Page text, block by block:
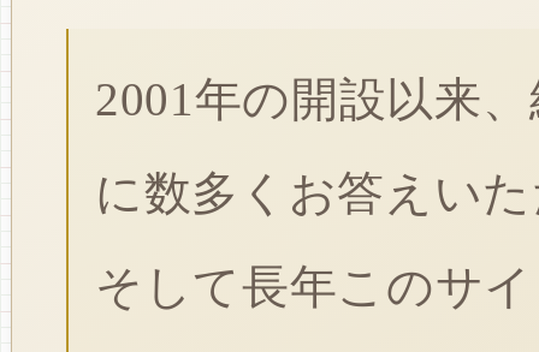
2001年の開設以来
に数多くお答えい
そして長年このサ